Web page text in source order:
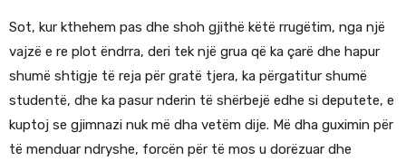
Sot, kur kthehem pas dhe shoh gjithë këtë rrugëtim, nga një
vajzë e re plot ëndrra, deri tek një grua që ka çarë dhe hapur
shumë shtigje të reja për gratë tjera, ka përgatitur shumë
studentë, dhe ka pasur nderin të shërbejë edhe si deputete, e
kuptoj se gjimnazi nuk më dha vetëm dije. Më dha guximin për
të menduar ndryshe, forcën për të mos u dorëzuar dhe